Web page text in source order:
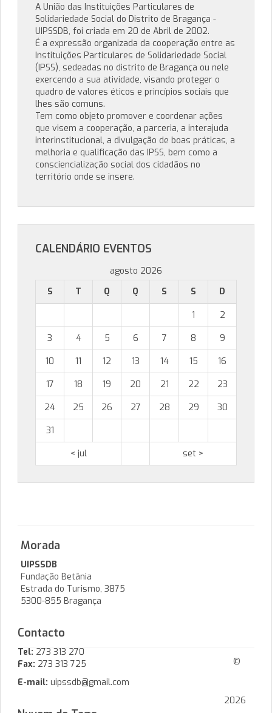
A União das Instituições Particulares de
Solidariedade Social do Distrito de Bragança -
UIPSSDB, foi criada em 20 de Abril de 2002.
É a expressão organizada da cooperação entre as
Instituições Particulares de Solidariedade Social
(IPSS), sedeadas no distrito de Bragança ou nele
exercendo a sua atividade, visando proteger o
quadro de valores éticos e princípios sociais que
lhes são comuns.
Tem como objeto promover e coordenar ações
que visem a cooperação, a parceria, a interajuda
interinstitucional, a divulgação de boas práticas, a
melhoria e qualificação das IPSS, bem como a
consciencialização social dos cidadãos no
território onde se insere.
CALENDÁRIO EVENTOS
agosto 2026
S
T Q Q S S D
1
2
3
4 5 6 7 8
9
10
11 12 13 14 15
16
17
18 19 20 21 22
23
24
25 26 27 28 29
30
31
< jul
set >
Morada
UIPSSDB
Fundação Betânia
Estrada do Turismo, 3875
5300-855 Bragança
Contacto
Tel: 273 313 270
Fax: 273 313 725
E-mail: uipssdb@gmail.com
©
2026